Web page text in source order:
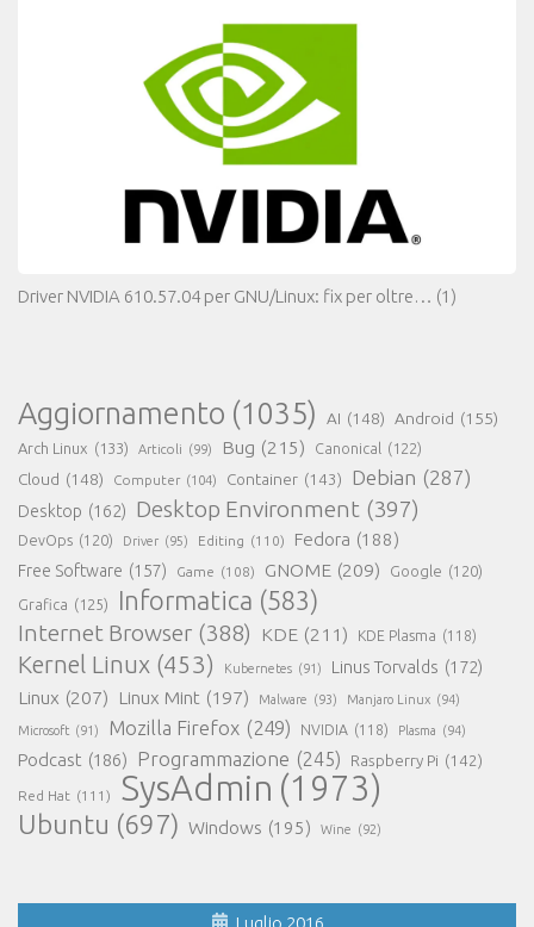
Driver NVIDIA 610.57.04 per GNU/Linux: fix per oltre… (1)
Aggiornamento (1035) AI (148) Android (155)
Arch Linux (133) Articoli (99) Bug (215) Canonical (122)
Cloud (148) Computer (104) Container (143) Debian (287)
Desktop (162) Desktop Environment (397)
DevOps (120) Driver (95) Editing (110) Fedora (188)
Free Software (157) Game (108) GNOME (209) Google (120)
Grafica (125) Informatica (583)
Internet Browser (388) KDE (211) KDE Plasma (118)
Kernel Linux (453) Kubernetes (91) Linus Torvalds (172)
Linux (207) Linux Mint (197) Malware (93) Manjaro Linux (94)
Microsoft (91) Mozilla Firefox (249) NVIDIA (118) Plasma (94)
Podcast (186) Programmazione (245) Raspberry Pi (142)
Red Hat (111) SysAdmin (1973)
Ubuntu (697) Windows (195) Wine (92)